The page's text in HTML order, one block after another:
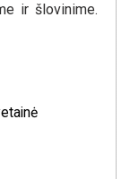
ir šlovinime.